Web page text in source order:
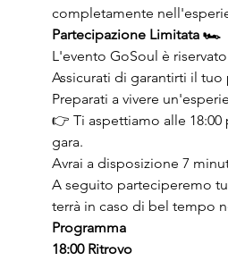
completamente
Partecipazione Limitata 🏎️
L'evento GoSoul è
Assicurati di garantirti il
Preparati a vivere
👉 Ti aspettiamo alle
gara.
Avrai a disposizione 7
A seguito parteciperemo
terrà in caso di bel tempo
Programma
18:00 Ritrovo